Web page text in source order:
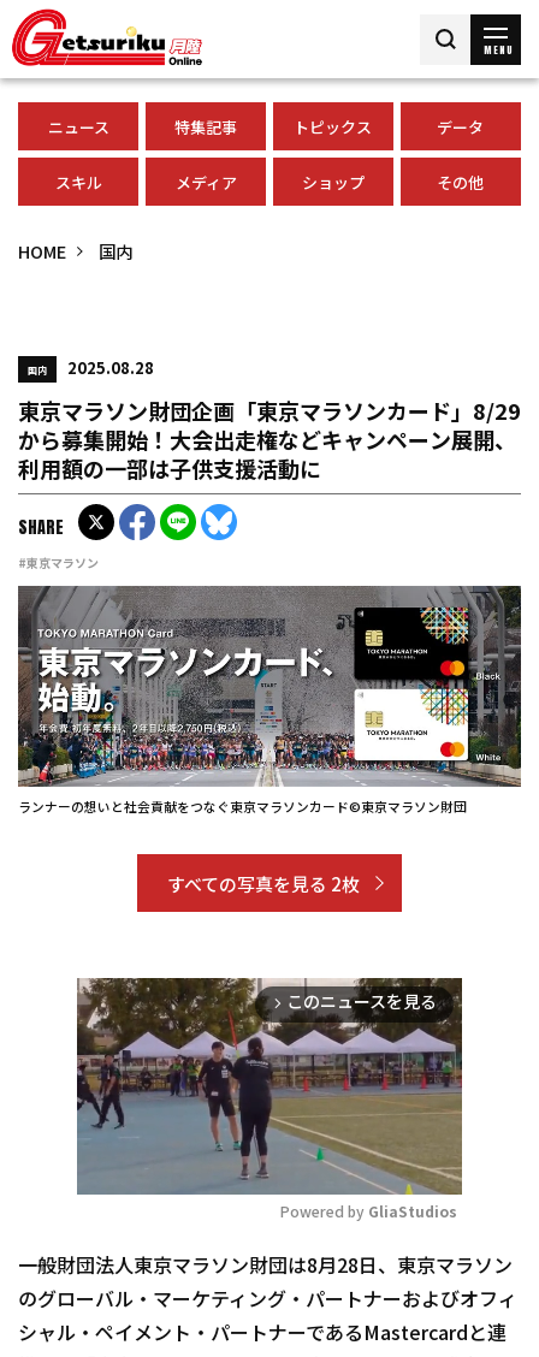
MENU
ニュース 特集記事 トピックス データ
スキル メディア ショップ その他
HOME 国内
国内 2025.08.28
東京マラソン財団企画「東京マラソンカード」8/29
から募集開始！大会出走権などキャンペーン展開、
利用額の一部は子供支援活動に
#東京マラソン
SHARE
ランナーの想いと社会貢献をつなぐ東京マラソンカード©東京マラソン財団
すべての写真を見る 2枚
arrow_forward_ios このニュースを見る
Mute
Powered by GliaStudios
一般財団法人東京マラソン財団は8月28日、東京マラソン
のグローバル・マーケティング・パートナーおよびオフィ
シャル・ペイメント・パートナーであるMastercardと連